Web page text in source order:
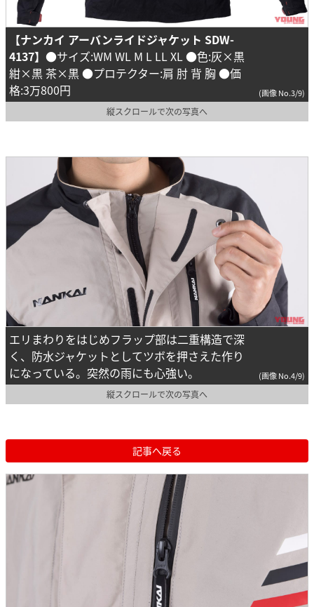
【ナンカイ アーバンライドジャケット SDW-
4137】 ●サイズ:WM WL M L LL XL ●色:灰×黒
紺×黒 茶×黒 ●プロテクター:肩 肘 背 胸 ●価
格:3万800円
(画像 No.3/9)
縦スクロールで次の写真へ
エリまわりをはじめフラップ部は二重構造で深
く、防水ジャケットとしてツボを押さえた作り
になっている。突然の雨にも心強い。
(画像 No.4/9)
縦スクロールで次の写真へ
記事へ戻る